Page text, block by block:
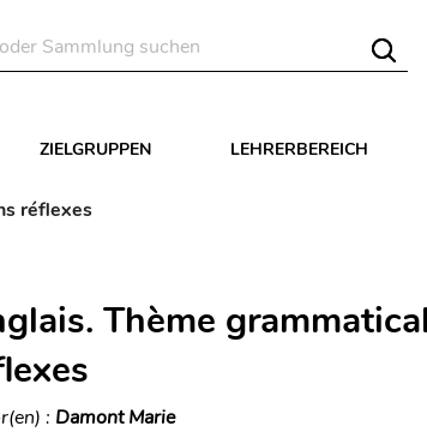
ZIELGRUPPEN LEHRERBEREICH
réflexes
Thème
: Damont Marie